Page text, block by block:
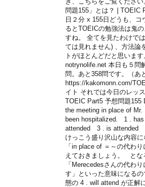
問題155」とは？ | TOEIC
日２分 x 155日どうも、
るとTOEICの勉強法は鬼
すね。 全てを見たわけで
ては見れません) 、方法論
トがほとんどだと思いま
notrynolife.net 本日も５問
問。あと358問です。（あ
https://kakomonn.com/
イト それでは今日のレッ
TOEIC Part5 予想問題
the meeting in place of
been hospitalized. 1 .
attended 3 . is
けっこう盛り沢山な内容
「in place of ＝～の代わ
えておきましょう。 とな
「Merecedesさんの代わ
す」といった意味になる
態の 4 . will attend が正解